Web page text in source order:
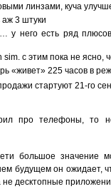
линзами, куча
3 штуки
у него есть ряд
с этим пока не ясно,
«живет» 225 часов в
стартуют 21-го
про телефоны, то
большое значение
будущем он ожидает,
десктопные